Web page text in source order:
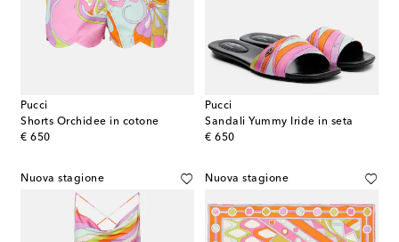
Pucci
Shorts Orchidee in cotone
€ 650
original price
Pucci
Sandali Yummy Iride in seta
€ 650
original price
Nuova stagione Nuova stagione